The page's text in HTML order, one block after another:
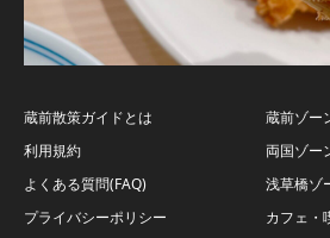
蔵前散策ガイドとは
利用規約
よくある質問(FAQ)
プライバシーポリシー
蔵前ゾー
両国ゾー
浅草橋ゾ
カフェ・